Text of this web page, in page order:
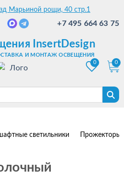
Марьиной рощи, 40 стр.1
+7 495 664 63 75
InsertDesign
И МОНТАЖ ОСВЕЩЕНИЯ
0
0
светильники Прожекторы